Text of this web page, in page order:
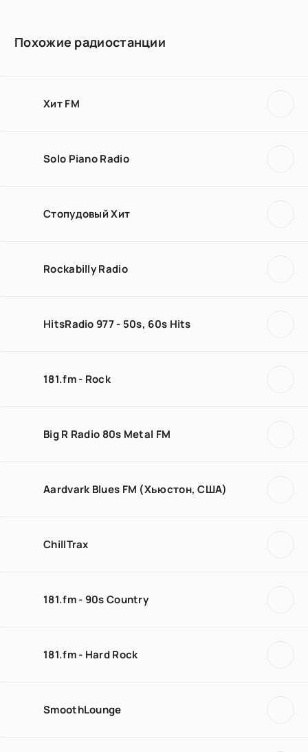
Похожие радиостанции
Хит FM
Solo Piano Radio
Стопудовый Хит
Rockabilly Radio
HitsRadio 977 - 50s, 60s Hits
181.fm - Rock
Big R Radio 80s Metal FM
Aardvark Blues FM (Хьюстон, США)
ChillTrax
181.fm - 90s Country
181.fm - Hard Rock
SmoothLounge